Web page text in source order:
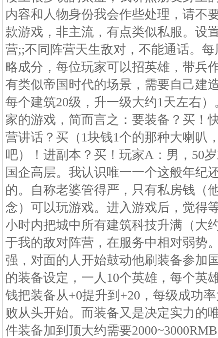
内容和人物身份我会作些处理，请不
款游戏，非主流，有点类似私服。设
营;;不同阵营天生敌对，不能通话。
略成分，每位玩家可以招英雄，带兵
有类似帝国时代的场景，需要自己建
每个建筑20级，升一级大约1天左右
家的游戏，简而言之：要装备？买！
营讲话？买（1块钱1个的那种大喇叭
吧）！进副本？买！玩家A：男，50
国企高层。我认识唯一一个这般年纪
的。自称老婆管得严，只有私房钱（
念）可以玩游戏。进入游戏后，觉得
小时内把城中所有建筑科技升满（大
于我的敌对阵营，在服务中相对弱势
强，对面的人开始鼓动他刷装备参加
的装备设定，一人10个英雄，每个英
钱把装备从+0提升到+20，每级成功
败从头开始。而装备又是决定实力的
件装备加到顶大约需要